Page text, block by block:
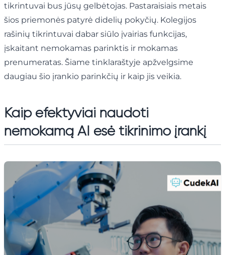
tikrintuvai bus jūsų gelbėtojas. Pastaraisiais metais
šios priemonės patyrė didelių pokyčių. Kolegijos
rašinių tikrintuvai dabar siūlo įvairias funkcijas,
įskaitant nemokamas parinktis ir mokamas
prenumeratas. Šiame tinklaraštyje apžvelgsime
daugiau šio įrankio parinkčių ir kaip jis veikia.
Kaip efektyviai naudoti
nemokamą AI esė tikrinimo įrankį